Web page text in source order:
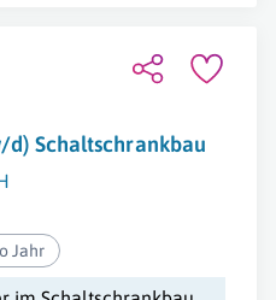
Schaltschrankbau
Jahr